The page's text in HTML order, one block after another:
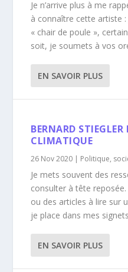
Je n’arrive plus à me
à connaître cette artiste :
« chair de poule »,
soit, je soumets à vos
EN SAVOIR PLUS
BERNARD STIEGLER
CLIMATIQUE
26 Nov 2020 | Politique,
Je mets souvent des
consulter à tête
ou des articles à lire sur
je place dans mes
EN SAVOIR PLUS